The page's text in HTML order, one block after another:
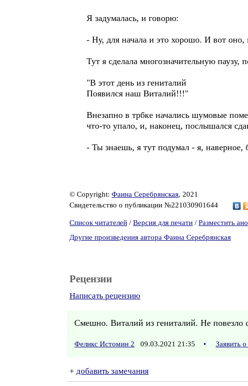
Я задумалась, и говорю:
- Ну, для начала и это хорошо. И вот оно,
Тут я сделала многозначительную
"В этот день из гениталий
Появился наш Виталий!!!"
Внезапно в трбке начались шумовые
что-то упало, и, наконец, послышался
- Ты знаешь, я тут подумал - я, наверное,
© Copyright: Фаина Серебрянская, 2021
Свидетельство о публикации №221030901644
Список читателей / Версия для печати / Разместить
Другие произведения автора Фаина Серебрянская
Рецензии
Написать рецензию
Смешно. Виталий из гениталий. Не повезло
Феликс Истомин 2 09.03.2021 21:35 • Заявить
+ добавить замечания